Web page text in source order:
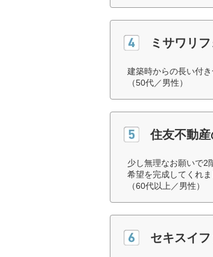
ミサワリ
建築時からの長い付
（50代／男性）
住友不動
少し無理なお願いで2
希望を完成してくれ
（60代以上／男性）
セキスイ